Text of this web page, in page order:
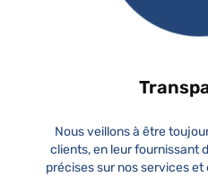
Nous veillons à être
clients, en leur fournissant
précises sur nos services